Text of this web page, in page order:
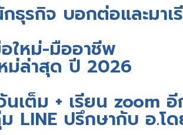
ธุรกิจ บอกต่อและมาเ
ใหม่-มืออาชีพ
ม่ล่าสุด ปี 2026
เต็ม + เรียน zoom
LINE ปรึกษากับ อ.โ